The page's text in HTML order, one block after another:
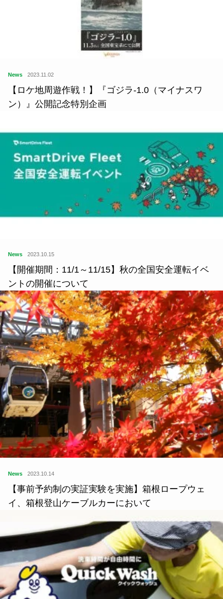
News 2023.11.02
【ロケ地周遊作戦！】『ゴジラ-1.0（マイナスワ
ン）』公開記念特別企画
News 2023.10.15
【開催期間：11/1～11/15】秋の全国安全運転イベ
ントの開催について
News 2023.10.14
【事前予約制の実証実験を実施】箱根ロープウェ
イ、箱根登山ケーブルカーにおいて